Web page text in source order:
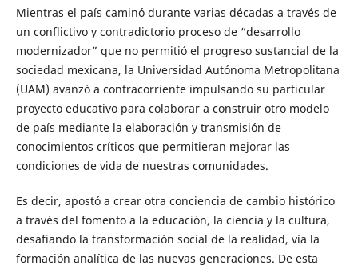
Mientras el país caminó durante varias décadas a través de
un conflictivo y contradictorio proceso de “desarrollo
modernizador” que no permitió el progreso sustancial de la
sociedad mexicana, la Universidad Autónoma Metropolitana
(UAM) avanzó a contracorriente impulsando su particular
proyecto educativo para colaborar a construir otro modelo
de país mediante la elaboración y transmisión de
conocimientos críticos que permitieran mejorar las
condiciones de vida de nuestras comunidades.
Es decir, apostó a crear otra conciencia de cambio histórico
a través del fomento a la educación, la ciencia y la cultura,
desafiando la transformación social de la realidad, vía la
formación analítica de las nuevas generaciones. De esta